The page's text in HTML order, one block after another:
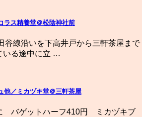
ラス精養堂＠松陰神社前
谷線沿いを下高井戸から三軒茶屋まで
いる途中に立 …
他／ミカヅキ堂＠三軒茶屋
バゲットハーフ410円 ミカヅキブ